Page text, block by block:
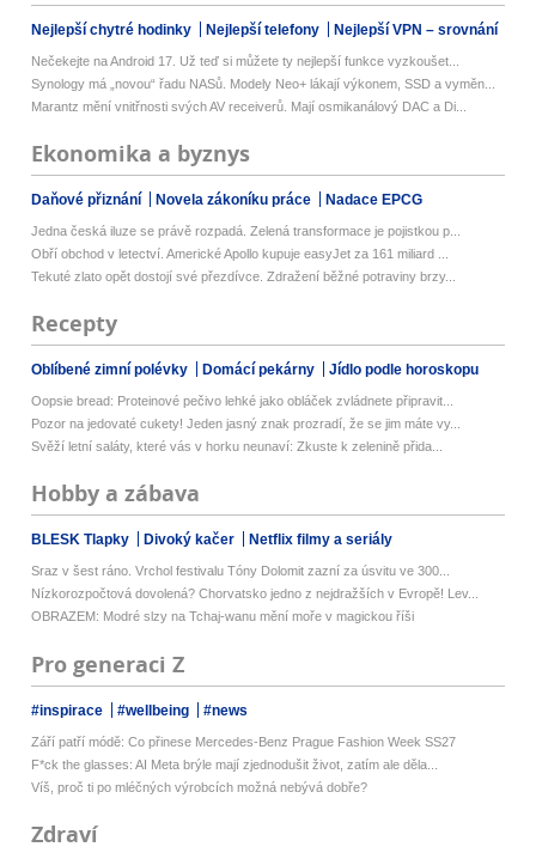
Nejlepší chytré hodinky Nejlepší telefony Nejlepší VPN – srovnání
Nečekejte na Android 17. Už teď si můžete ty nejlepší funkce vyzkoušet...
Synology má „novou“ řadu NASů. Modely Neo+ lákají výkonem, SSD a vyměn...
Marantz mění vnitřnosti svých AV receiverů. Mají osmikanálový DAC a Di...
Ekonomika a byznys
Daňové přiznání Novela zákoníku práce Nadace EPCG
Jedna česká iluze se právě rozpadá. Zelená transformace je pojistkou p...
Obří obchod v letectví. Americké Apollo kupuje easyJet za 161 miliard ...
Tekuté zlato opět dostojí své přezdívce. Zdražení běžné potraviny brzy...
Recepty
Oblíbené zimní polévky Domácí pekárny Jídlo podle horoskopu
Oopsie bread: Proteinové pečivo lehké jako obláček zvládnete připravit...
Pozor na jedovaté cukety! Jeden jasný znak prozradí, že se jim máte vy...
Svěží letní saláty, které vás v horku neunaví: Zkuste k zelenině přida...
Hobby a zábava
BLESK Tlapky Divoký kačer Netflix filmy a seriály
Sraz v šest ráno. Vrchol festivalu Tóny Dolomit zazní za úsvitu ve 300...
Nízkorozpočtová dovolená? Chorvatsko jedno z nejdražších v Evropě! Lev...
OBRAZEM: Modré slzy na Tchaj-wanu mění moře v magickou říši
Pro generaci Z
#inspirace #wellbeing #news
Září patří módě: Co přinese Mercedes-Benz Prague Fashion Week SS27
F*ck the glasses: AI Meta brýle mají zjednodušit život, zatím ale děla...
Víš, proč ti po mléčných výrobcích možná nebývá dobře?
Zdraví